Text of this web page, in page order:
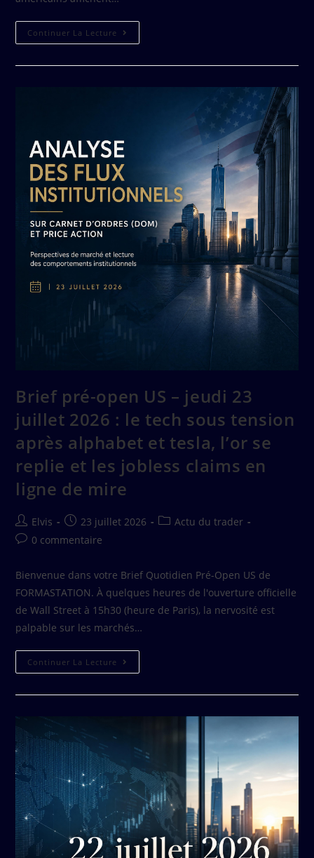
Continuer La Lecture
Brief pré-open US – jeudi 23
juillet 2026 : le tech sous tension
après alphabet et tesla, l’or se
replie et les jobless claims en
ligne de mire
Elvis 23 juillet 2026
Actu du trader
0 commentaire
Bienvenue dans votre Brief Quotidien Pré-Open US de
FORMASTATION. À quelques heures de l'ouverture officielle
de Wall Street à 15h30 (heure de Paris), la nervosité est
palpable sur les marchés…
Continuer La Lecture